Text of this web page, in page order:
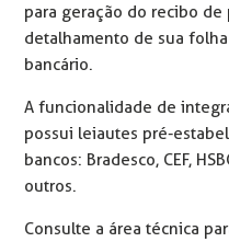
para geração do recibo de
detalhamento de sua
bancário.
A funcionalidade de
possui leiautes pré-
bancos: Bradesco, CEF,
outros.
Consulte a área técnica